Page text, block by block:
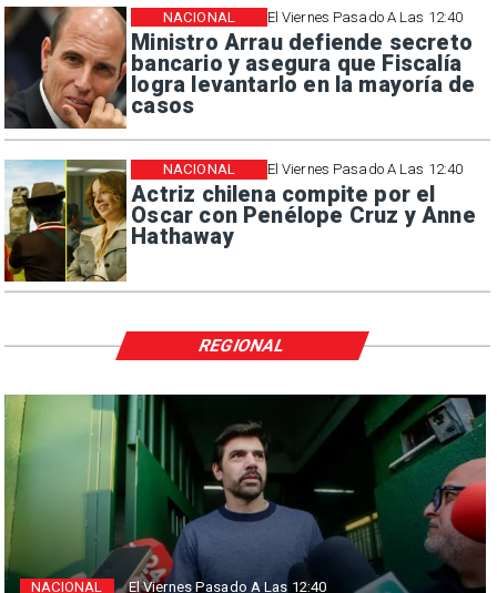
El Viernes Pasado A Las 12:40
Ministro Arrau defiende secreto
bancario y asegura que Fiscalía
logra levantarlo en la mayoría de
casos
NACIONAL
El Viernes Pasado A Las 12:40
Actriz chilena compite por el
Oscar con Penélope Cruz y Anne
Hathaway
NACIONAL
NACIONAL El Viernes Pasado A Las 12:40
REGIONAL